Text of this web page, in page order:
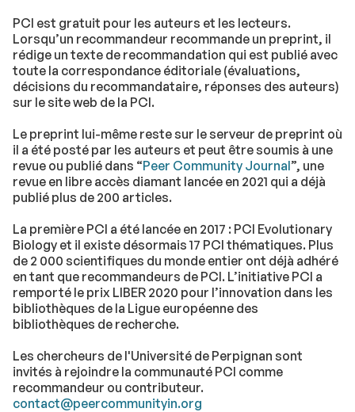
PCI est gratuit pour les auteurs et les lecteurs.
Lorsqu’un recommandeur recommande un preprint, il
rédige un texte de recommandation qui est publié avec
toute la correspondance éditoriale (évaluations,
décisions du recommandataire, réponses des auteurs)
sur le site web de la PCI.
Le preprint lui-même reste sur le serveur de preprint où
il a été posté par les auteurs et peut être soumis à une
revue ou publié dans “Peer Community Journal”, une
revue en libre accès diamant lancée en 2021 qui a déjà
publié plus de 200 articles.
La première PCI a été lancée en 2017 : PCI Evolutionary
Biology et il existe désormais 17 PCI thématiques. Plus
de 2 000 scientifiques du monde entier ont déjà adhéré
en tant que recommandeurs de PCI. L’initiative PCI a
remporté le prix LIBER 2020 pour l’innovation dans les
bibliothèques de la Ligue européenne des
bibliothèques de recherche.
Les chercheurs de l'Université de Perpignan sont
invités à rejoindre la communauté PCI comme
recommandeur ou contributeur.
contact@peercommunityin.org